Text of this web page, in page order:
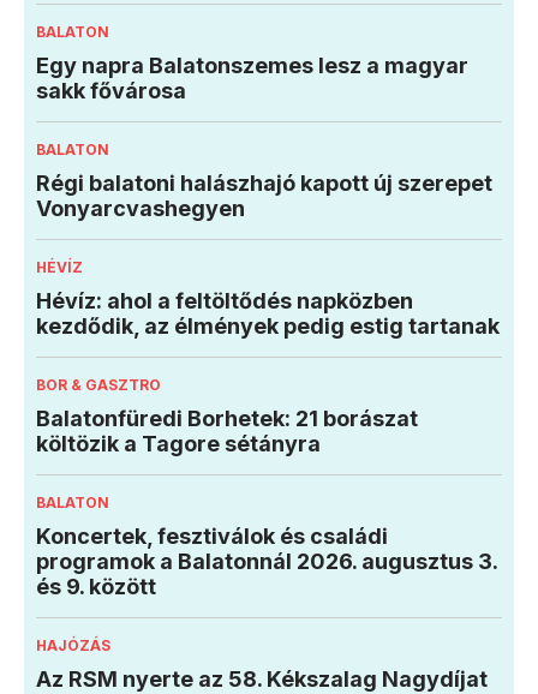
BALATON
Egy napra Balatonszemes lesz a magyar
sakk fővárosa
BALATON
Régi balatoni halászhajó kapott új szerepet
Vonyarcvashegyen
HÉVÍZ
Hévíz: ahol a feltöltődés napközben
kezdődik, az élmények pedig estig tartanak
BOR & GASZTRO
Balatonfüredi Borhetek: 21 borászat
költözik a Tagore sétányra
BALATON
Koncertek, fesztiválok és családi
programok a Balatonnál 2026. augusztus 3.
és 9. között
HAJÓZÁS
Az RSM nyerte az 58. Kékszalag Nagydíjat